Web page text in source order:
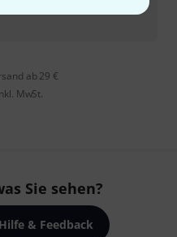
ab 29 €
MwSt.
Sie sehen?
Hilfe & Feedback